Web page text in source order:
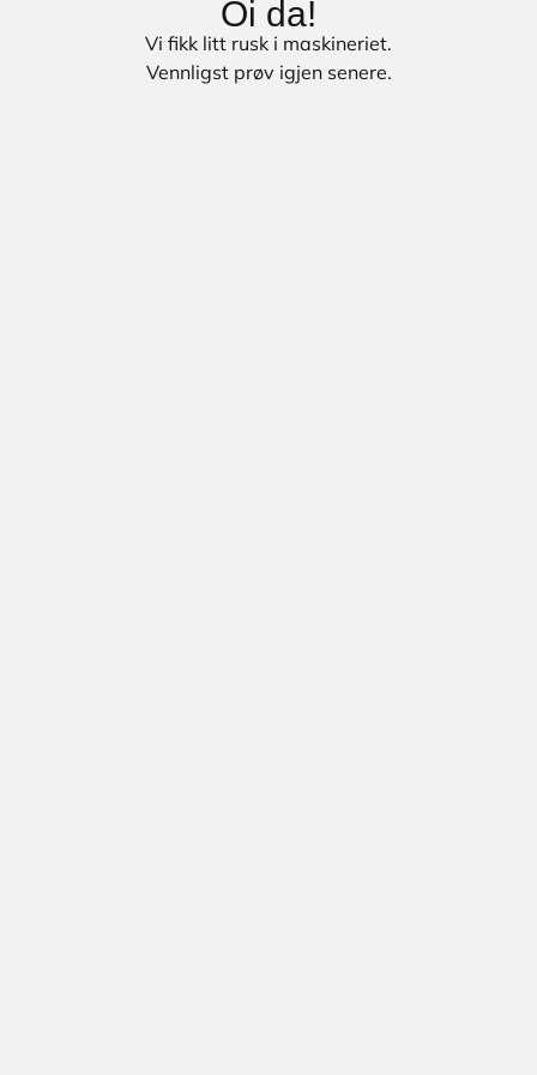
Oi da!
Vi fikk litt rusk i maskineriet.
Vennligst prøv igjen senere.